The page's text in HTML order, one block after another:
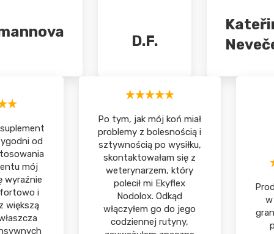
D.F.
od
mój
wyraźnie
i
większą
Po tym, jak mój koń miał
problemy z bolesnością i
sztywnością po wysiłku,
skontaktowałam się z
weterynarzem, który
polecił mi Ekyflex
Nodolox. Odkąd
włączyłem go do jego
codziennej rutyny,